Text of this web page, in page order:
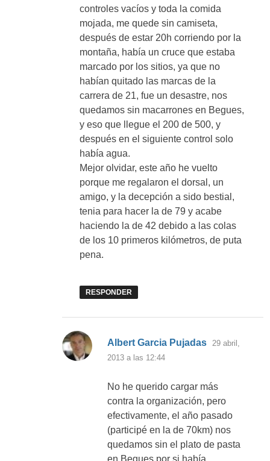
controles vacíos y toda la comida
mojada, me quede sin camiseta,
después de estar 20h corriendo por la
montaña, había un cruce que estaba
marcado por los sitios, ya que no
habían quitado las marcas de la
carrera de 21, fue un desastre, nos
quedamos sin macarrones en Begues,
y eso que llegue el 200 de 500, y
después en el siguiente control solo
había agua.
Mejor olvidar, este año he vuelto
porque me regalaron el dorsal, un
amigo, y la decepción a sido bestial,
tenia para hacer la de 79 y acabe
haciendo la de 42 debido a las colas
de los 10 primeros kilómetros, de puta
pena.
RESPONDER
Albert Garcia Pujadas dice:
29 abril,
2013 a las 12:44
No he querido cargar más
contra la organización, pero
efectivamente, el año pasado
(participé en la de 70km) nos
quedamos sin el plato de pasta
en Begues por si había